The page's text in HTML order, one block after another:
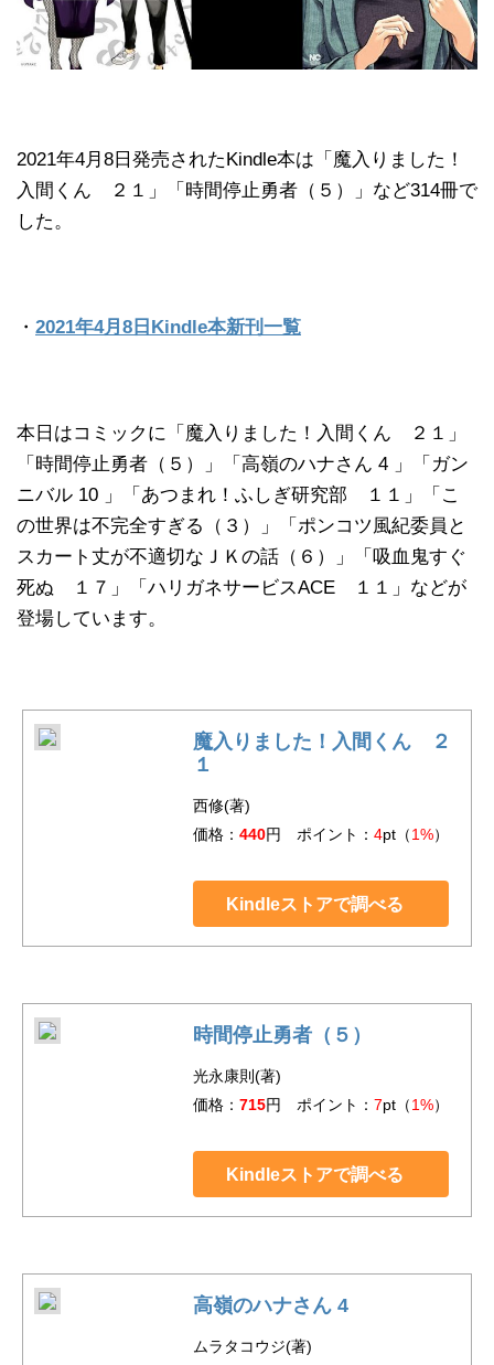
2021年4月8日発売されたKindle本は「魔入りました！
入間くん ２１」「時間停止勇者（５）」など314冊で
した。
・ 2021年4月8日Kindle本新刊一覧
本日はコミックに「魔入りました！入間くん ２１」
「時間停止勇者（５）」「高嶺のハナさん 4 」「ガン
ニバル 10 」「あつまれ！ふしぎ研究部 １１」「こ
の世界は不完全すぎる（３）」「ポンコツ風紀委員と
スカート丈が不適切なＪＫの話（６）」「吸血鬼すぐ
死ぬ １７」「ハリガネサービスACE １１」などが
登場しています。
魔入りました！入間くん ２
１
西修(著)
価格： 440円 ポイント： 4pt（1%）
Kindleストアで調べる
時間停止勇者（５）
光永康則(著)
価格： 715円 ポイント： 7pt（1%）
Kindleストアで調べる
高嶺のハナさん 4
ムラタコウジ(著)